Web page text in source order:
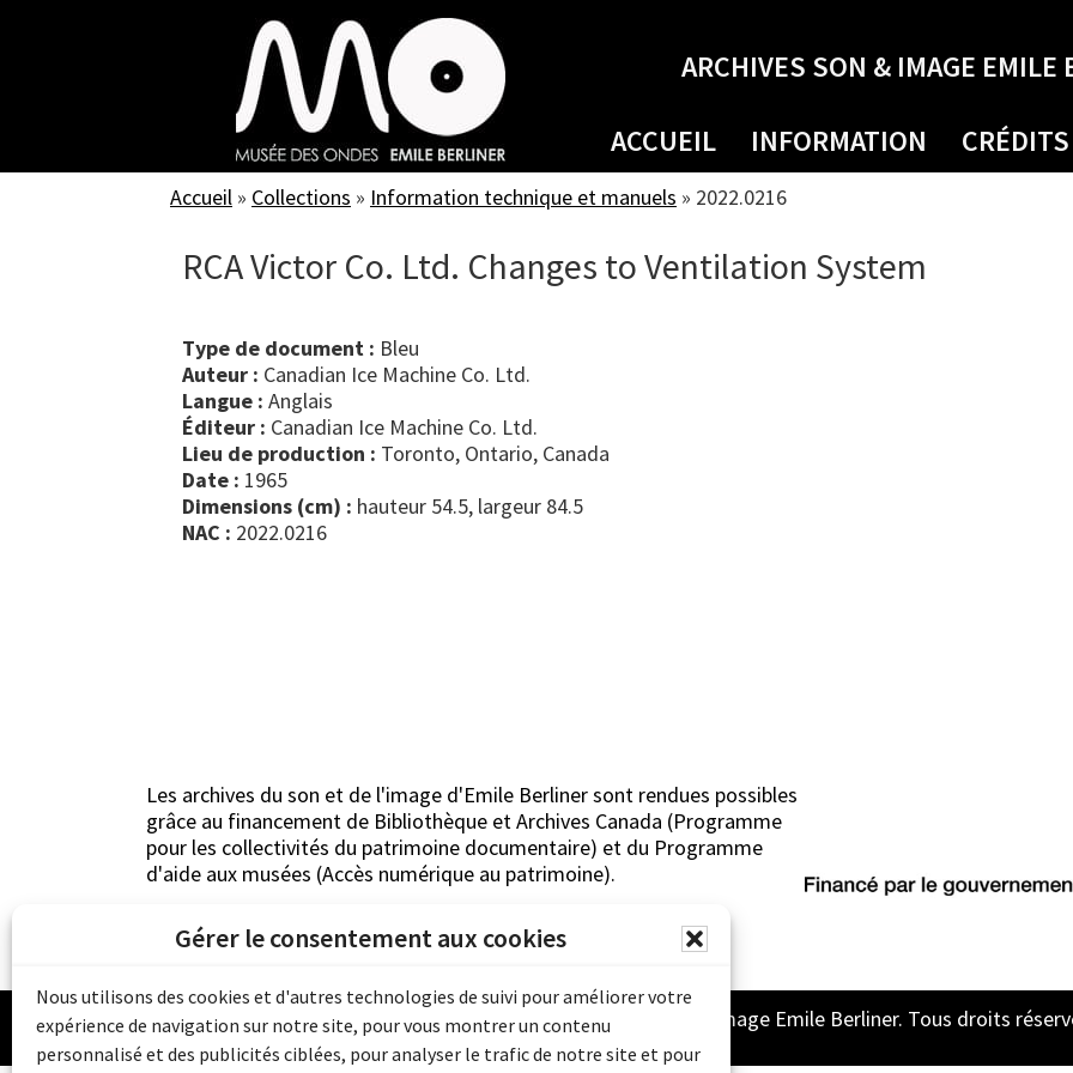
Gérer le consentement aux cookies
Nous utilisons des cookies et d'autres technologies de suivi pour améliorer votre
expérience de navigation sur notre site, pour vous montrer un contenu
personnalisé et des publicités ciblées, pour analyser le trafic de notre site et pour
ARCHIVES SON & IMAGE EMILE
ACCUEIL
INFORMATION CRÉDITS
Accueil » Collections » Information technique et manuels » 2022.0216
RCA Victor Co. Ltd. Changes to Ventilation System
Type de document :
bleu
Auteur : Canadian Ice Machine Co. Ltd.
Langue : Anglais
Éditeur : Canadian Ice Machine Co. Ltd.
Lieu de production : Toronto, Ontario, Canada
Date : 1965
Dimensions (cm) : hauteur 54.5, largeur 84.5
NAC : 2022.0216
Les archives du son et de l'image d'Emile Berliner sont rendues possibles
grâce au financement de Bibliothèque et Archives Canada (Programme
pour les collectivités du patrimoine documentaire) et du Programme
d'aide aux musées (Accès numérique au patrimoine).
© 2026 Archive son et image Emile Berliner. Tous droits